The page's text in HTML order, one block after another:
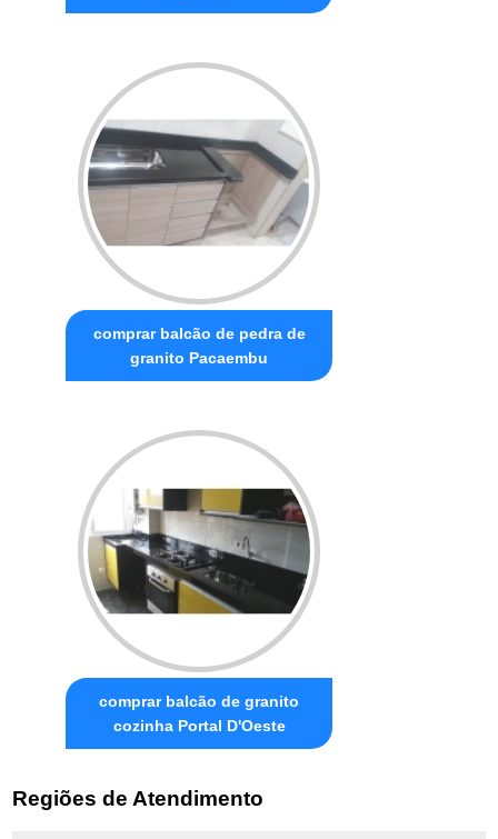
comprar balcão de pedra de
granito Pacaembu
comprar balcão de granito
cozinha Portal D'Oeste
Regiões de Atendimento